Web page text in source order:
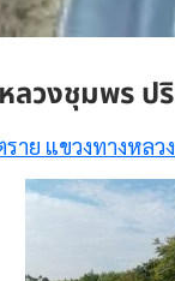
ลวงชุมพร ป
าย แขวงทางหล